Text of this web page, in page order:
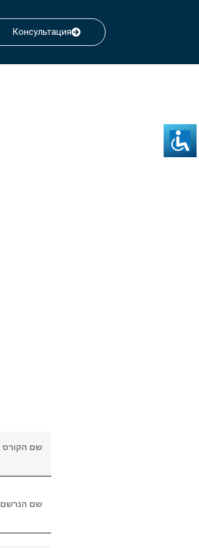
Консультация
שם הקורס
שם הנרשם